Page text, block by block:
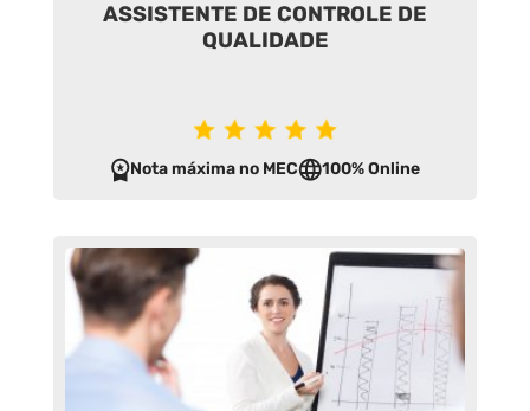
ASSISTENTE DE CONTROLE DE
QUALIDADE
Nota máxima no MEC 100% Online